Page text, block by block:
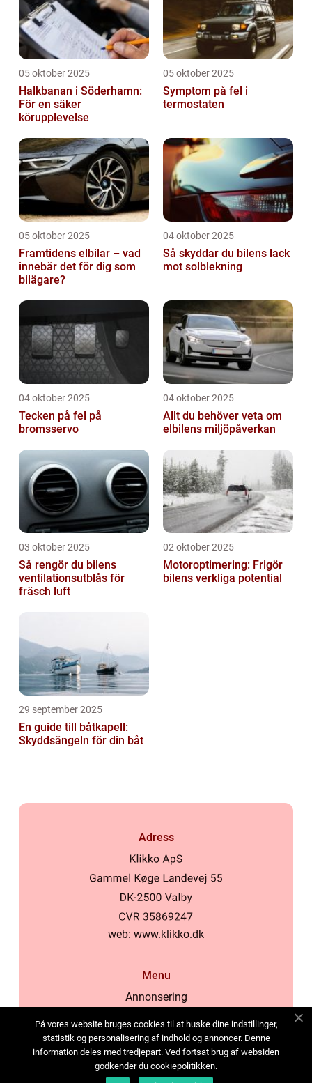
05 oktober 2025
Halkbanan i Söderhamn:
För en säker
körupplevelse
05 oktober 2025
Symptom på fel i
termostaten
05 oktober 2025
Framtidens elbilar – vad
innebär det för dig som
bilägare?
04 oktober 2025
Så skyddar du bilens lack
mot solblekning
04 oktober 2025
Tecken på fel på
bromsservo
04 oktober 2025
Allt du behöver veta om
elbilens miljöpåverkan
03 oktober 2025
Så rengör du bilens
ventilationsutblås för
fräsch luft
02 oktober 2025
Motoroptimering: Frigör
bilens verkliga potential
29 september 2025
En guide till båtkapell:
Skyddsängeln för din båt
Adress
web: www.klikko.dk
Menu
Annonsering
Cookies
Kontakta oss
Sitemap
På vores website bruges cookies til at huske dine indstillinger,
statistik og personalisering af indhold og annoncer. Denne
information deles med tredjepart. Ved fortsat brug af websiden
godkender du cookiepolitikken.